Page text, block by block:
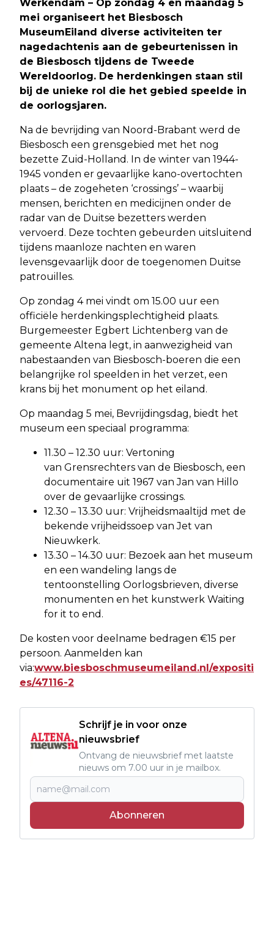
Werkendam – Op zondag 4 en maandag 5
mei organiseert het Biesbosch
MuseumEiland diverse activiteiten ter
nagedachtenis aan de gebeurtenissen in
de Biesbosch tijdens de Tweede
Wereldoorlog. De herdenkingen staan stil
bij de unieke rol die het gebied speelde in
de oorlogsjaren.
Na de bevrijding van Noord-Brabant werd de
Biesbosch een grensgebied met het nog
bezette Zuid-Holland. In de winter van 1944-
1945 vonden er gevaarlijke kano-overtochten
plaats – de zogeheten ‘crossings’ – waarbij
mensen, berichten en medicijnen onder de
radar van de Duitse bezetters werden
vervoerd. Deze tochten gebeurden uitsluitend
tijdens maanloze nachten en waren
levensgevaarlijk door de toegenomen Duitse
patrouilles.
Op zondag 4 mei vindt om 15.00 uur een
officiële herdenkingsplechtigheid plaats.
Burgemeester Egbert Lichtenberg van de
gemeente Altena legt, in aanwezigheid van
nabestaanden van Biesbosch-boeren die een
belangrijke rol speelden in het verzet, een
krans bij het monument op het eiland.
Op maandag 5 mei, Bevrijdingsdag, biedt het
museum een speciaal programma:
11.30 – 12.30 uur: Vertoning
van Grensrechters van de Biesbosch, een
documentaire uit 1967 van Jan van Hillo
over de gevaarlijke crossings.
12.30 – 13.30 uur: Vrijheidsmaaltijd met de
bekende vrijheidssoep van Jet van
Nieuwkerk.
13.30 – 14.30 uur: Bezoek aan het museum
en een wandeling langs de
tentoonstelling Oorlogsbrieven, diverse
monumenten en het kunstwerk Waiting
for it to end.
De kosten voor deelname bedragen €15 per
persoon. Aanmelden kan
via:www.biesboschmuseumeiland.nl/expositi
es/47116-2
Schrijf je in voor onze
nieuwsbrief
Ontvang de nieuwsbrief met laatste
nieuws om 7.00 uur in je mailbox.
Abonneren